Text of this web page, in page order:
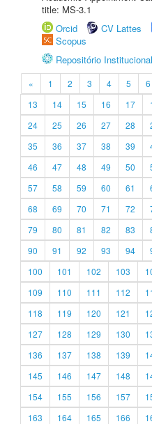
title: MS-3.1
Orcid
CV Lattes
Scopus
Repositório
« 1 2 3 4 5 6
13
14 15 16 17
24
25 26 27 28
35
36 37 38 39
46
47 48 49 50
57
58 59 60 61
68
69 70 71 72
79
80 81 82 83
90
91 92 93 94
100
101 102 103
109
110 111 112
118
119 120 121
127
128 129 130
136
137 138 139
145
146 147 148
154
155 156 157
163
164 165 166